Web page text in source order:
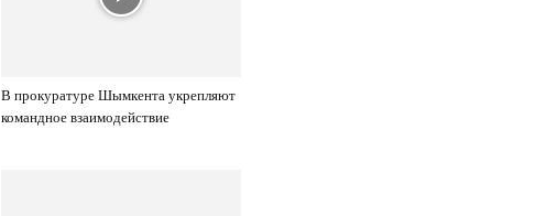
В прокуратуре Шымкента укрепляют
командное взаимодействие